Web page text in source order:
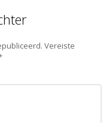
Vereiste